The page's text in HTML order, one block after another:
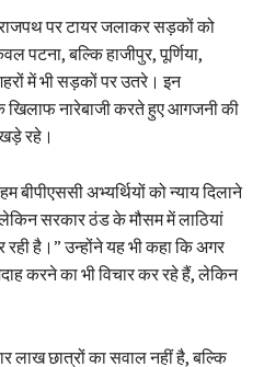
पर टायर जलाकर सड़कों को
पटना, बल्कि हाजीपुर, पूर्णिया,
में भी सड़कों पर उतरे। इन
खिलाफ नारेबाजी करते हुए आगजनी की
रहे।
बीपीएससी अभ्यर्थियों को न्याय दिलाने
सरकार ठंड के मौसम में लाठियां
रही है।” उन्होंने यह भी कहा कि अगर
करने का भी विचार कर रहे हैं, लेकिन
लाख छात्रों का सवाल नहीं है, बल्कि